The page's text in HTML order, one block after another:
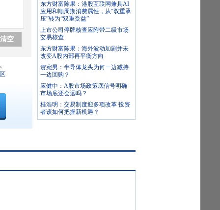
清空
东方财富陈果：港股互联网兼具AI
应用和顺周期消费属性，从“双重承
压”转为“双重受益”
上市公司停牌核查应附带二级市场
交易核查
东方财富陈果：海外波动加剧并未
改变A股内部再平衡方向
贺宛男：半导体龙头为何一边减持
一边回购？
应健中：A股市场政策底信号明确
市场底还会远吗？
桂浩明：交易制度迎多项改革 投资
者该如何把握新机遇？